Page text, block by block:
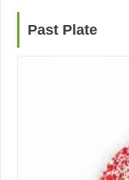
Past Plate